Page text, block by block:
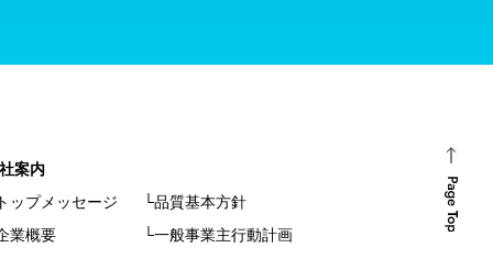
案内
ップメッセージ
└品質基本方針
業概要
└一般事業主行動計画